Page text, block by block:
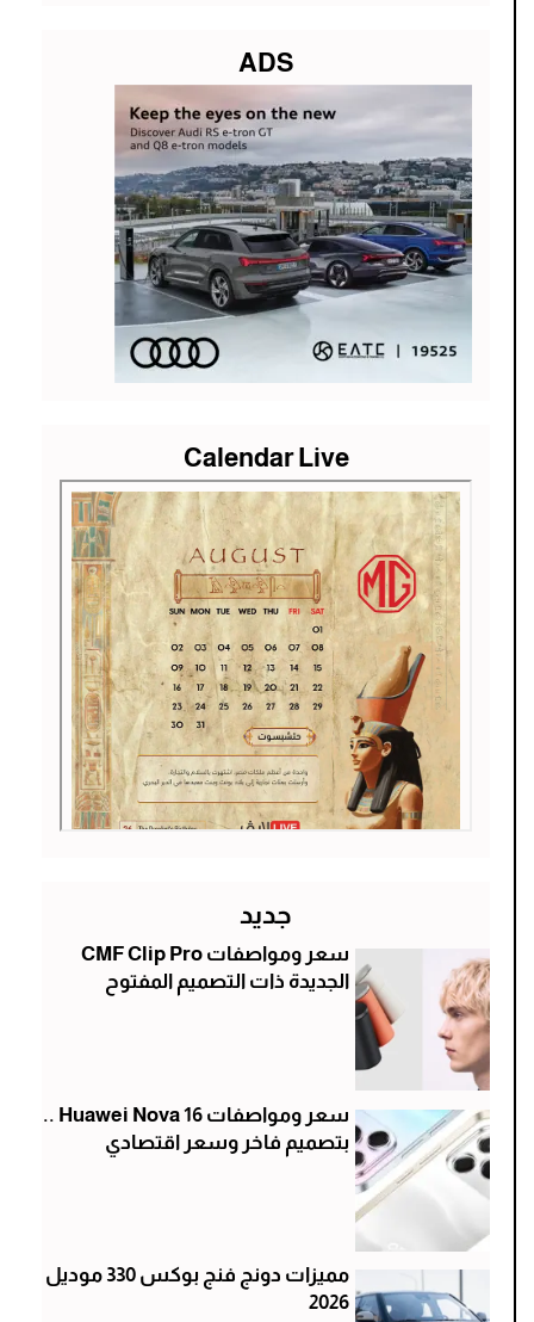
ADS
Calendar Live
جديد
سعر ومواصفات CMF Clip Pro
الجديدة ذات التصميم المفتوح
سعر ومواصفات Huawei Nova 16 ..
بتصميم فاخر وسعر اقتصادي
مميزات دونج فنج بوكس 330 موديل
2026